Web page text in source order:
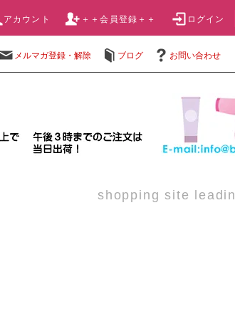
アカウント ＋＋会員登録＋＋ ログイン
メルマガ登録・解除 ブログ お問い合わせ
shopping site